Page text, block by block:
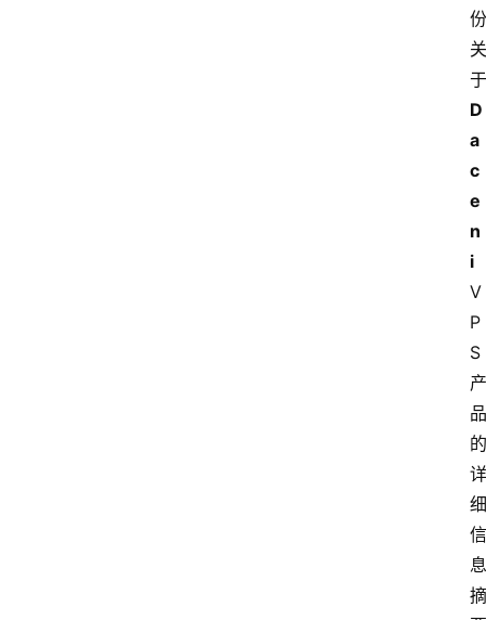
份
关
D
a
c
e
n
i
V
P
S
产
品
的
详
细
信
息
摘